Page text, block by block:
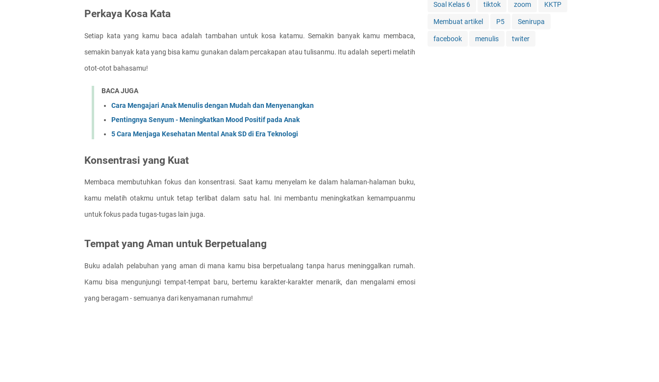
Perkaya Kosa Kata
Setiap kata yang kamu baca adalah tambahan untuk kosa katamu. Semakin banyak kamu membaca,
semakin banyak kata yang bisa kamu gunakan dalam percakapan atau tulisanmu. Itu adalah seperti melatih
otot-otot bahasamu!
BACA JUGA
Cara Mengajari Anak Menulis dengan Mudah dan Menyenangkan
Pentingnya Senyum - Meningkatkan Mood Positif pada Anak
5 Cara Menjaga Kesehatan Mental Anak SD di Era Teknologi
Konsentrasi yang Kuat
Membaca membutuhkan fokus dan konsentrasi. Saat kamu menyelam ke dalam halaman-halaman buku,
kamu melatih otakmu untuk tetap terlibat dalam satu hal. Ini membantu meningkatkan kemampuanmu
untuk fokus pada tugas-tugas lain juga.
Tempat yang Aman untuk Berpetualang
Buku adalah pelabuhan yang aman di mana kamu bisa berpetualang tanpa harus meninggalkan rumah.
Kamu bisa mengunjungi tempat-tempat baru, bertemu karakter-karakter menarik, dan mengalami emosi
yang beragam - semuanya dari kenyamanan rumahmu!
Soal Kelas 6 tiktok zoom KKTP
Membuat artikel P5 Senirupa
facebook menulis twiter